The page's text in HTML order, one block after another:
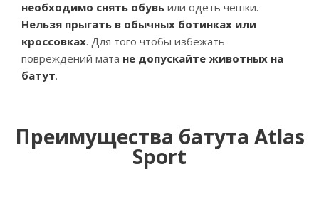
необходимо снять обувь или одеть чешки.
Нельзя прыгать в обычных ботинках или
кроссовках. Для того чтобы избежать
повреждений мата не допускайте животных на
батут.
Преимущества батута Atlas
Sport